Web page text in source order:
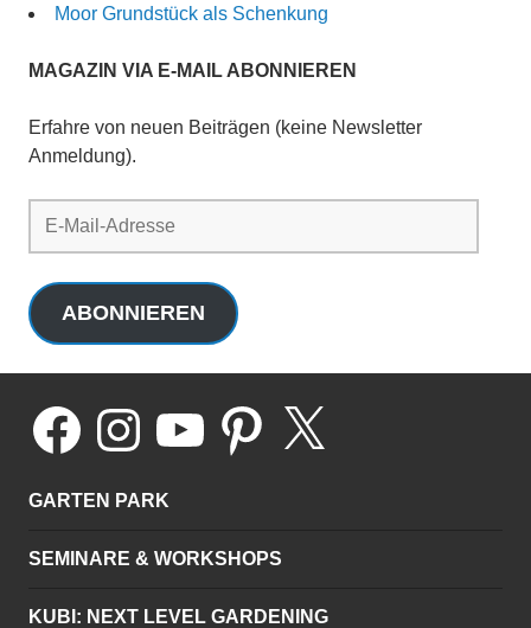
Moor Grundstück als Schenkung
MAGAZIN VIA E-MAIL ABONNIEREN
Erfahre von neuen Beiträgen (keine Newsletter
Anmeldung).
ABONNIEREN
FacebookInstagramYouTubePinterestX
GARTEN PARK
SEMINARE & WORKSHOPS
KUBI: NEXT LEVEL GARDENING